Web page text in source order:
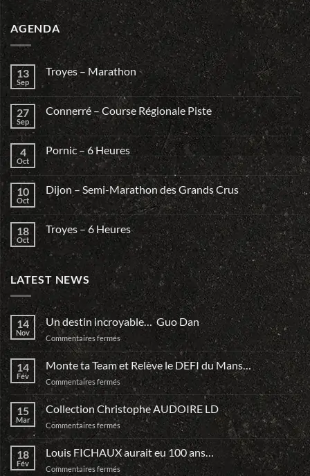
AGENDA
13
Sep
Troyes – Marathon
27
Sep
Connerré – Course Régionale Piste
4
Oct
Pornic – 6 Heures
10
Oct
Dijon – Semi-Marathon des Grands Crus
18
Oct
Troyes – 6 Heures
LATEST NEWS
14
Nov
Un destin incroyable… Guo Dan
Commentaires ferméssur
Un
destin
incroyable…
Guo
Dan
14
Fév
Monte ta Team et Relève le DEFI du Mans…
Commentaires ferméssur
Monte
ta
Team
et
Relève
le
DEFI
15
Mar
Collection Christophe AUDOIRE LD
Commentaires ferméssur
Collection
Christophe
AUDOIRE
LD
18
Fév
Louis FICHAUX aurait eu 100 ans…
Commentaires ferméssur